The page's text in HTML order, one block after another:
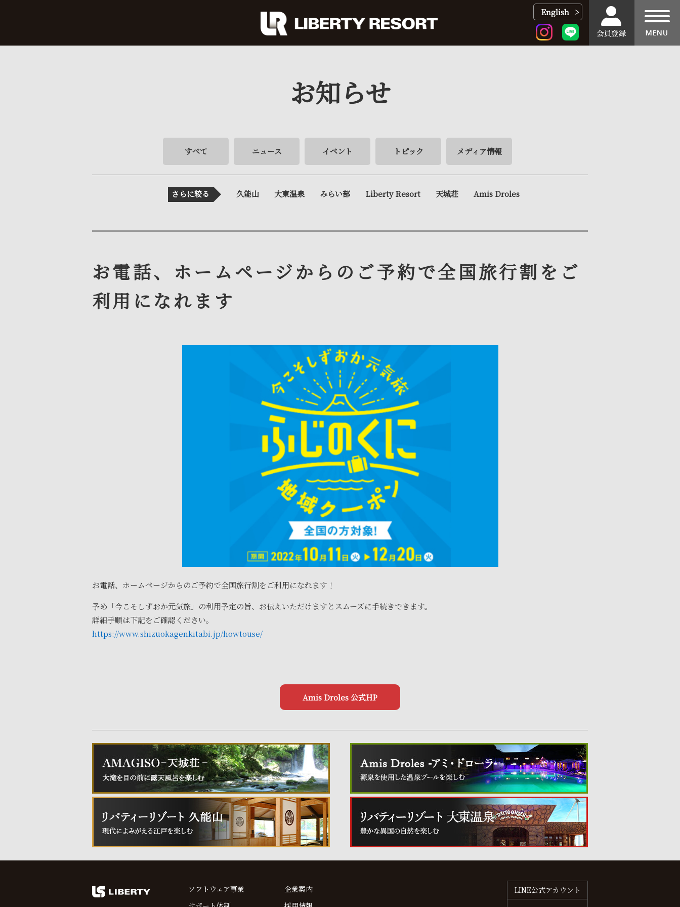
English
お知らせ
すべて ニュース イベント トピック メディア情報
さらに絞る 久能山 大東温泉 みらい部 Liberty Resort 天城荘 Amis Droles
お電話、ホームページからのご予約で全国旅行割をご
利用になれます
お電話、ホームページからのご予約で全国旅行割をご利用になれます！
予め「今こそしずおか元気旅」の利用予定の旨、お伝えいただけますとスムーズに手続きできます。
詳細手順は下記をご確認ください。
https://www.shizuokagenkitabi.jp/howtouse/
Amis Droles 公式HP
ソフトウェア事業
企業案内
LINE公式アカウント